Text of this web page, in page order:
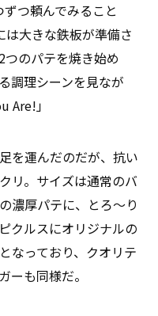
つ頼んでみること
大きな鉄板が準備さ
のパテを焼き始め
調理シーンを見なが
Are!」
を運んだのだが、抗い
リ。サイズは通常のバ
濃厚パテに、とろ〜り
クルスにオリジナルの
なっており、クオリテ
ーも同様だ。